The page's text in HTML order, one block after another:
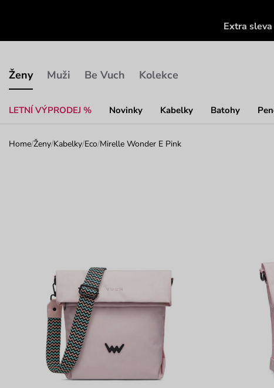
Extra
Ženy
LETNÍ VÝPRODEJ % Novinky Kabelky Batohy
Muži Be Vuch Kolekce
Home/Ženy/Kabelky/Eco/Mirelle Wonder E Pink